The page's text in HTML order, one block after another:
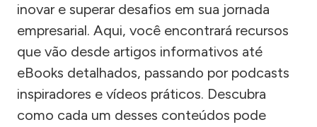
inovar e superar desafios em sua jornada
empresarial. Aqui, você encontrará recursos
que vão desde artigos informativos até
eBooks detalhados, passando por podcasts
inspiradores e vídeos práticos. Descubra
como cada um desses conteúdos pode